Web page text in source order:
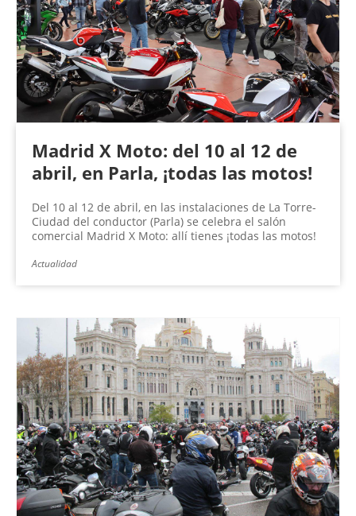
Madrid X Moto: del 10 al 12 de
abril, en Parla, ¡todas las motos!
Del 10 al 12 de abril, en las instalaciones de La Torre-
Ciudad del conductor (Parla) se celebra el salón
comercial Madrid X Moto: allí tienes ¡todas las motos!
Actualidad